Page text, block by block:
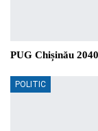
PUG Chișinău
POLITIC